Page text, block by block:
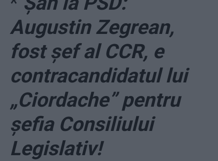
Augustin Zegrean,
fost șef al CCR, e
contracandidatul lui
„Ciordache” pentru
șefia Consiliului
Legislativ!